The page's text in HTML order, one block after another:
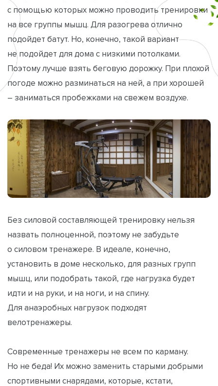
с помощью которых можно проводить тренировки
на все группы мышц. Для разогрева отлично
подойдет батут. Но, конечно, такой вариант
не подойдет для дома с низкими потолками.
Поэтому лучше взять беговую дорожку. При плохой
погоде можно разминаться на ней, а при хорошей
– заниматься пробежками на свежем воздухе.
Без силовой составляющей тренировку нельзя
назвать полноценной, поэтому не забудьте
о силовом тренажере. В идеале, конечно,
установить в доме несколько, для разных групп
мышц, или подобрать такой, где нагрузка будет
идти и на руки, и на ноги, и на спину.
Для анаэробных нагрузок подходят
велотренажеры.
Современные тренажеры не всем по карману.
Но не беда! Их можно заменить старыми добрыми
спортивными снарядами, которые, кстати,